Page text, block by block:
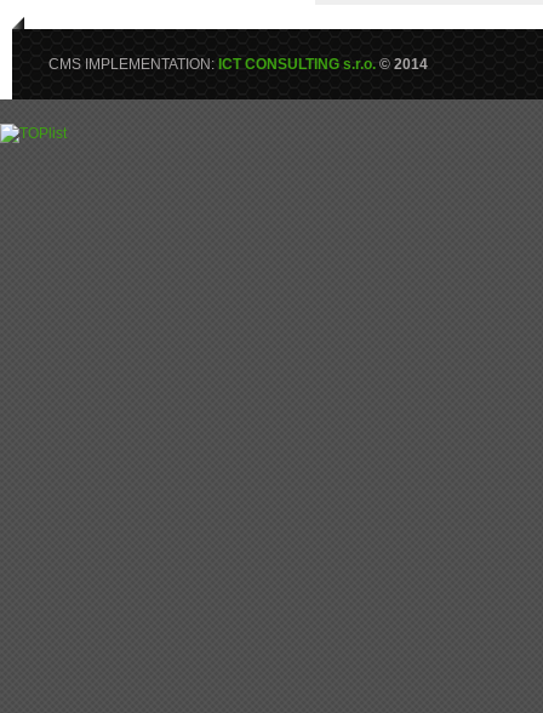
CMS IMPLEMENTATION: ICT CONSULTING s.r.o. © 2014